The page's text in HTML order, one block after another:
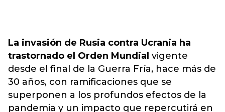
La invasión de Rusia contra Ucrania ha
trastornado el Orden Mundial vigente
desde el final de la Guerra Fría, hace más de
30 años, con ramificaciones que se
superponen a los profundos efectos de la
pandemia y un impacto que repercutirá en